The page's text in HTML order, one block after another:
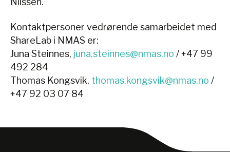
Kontaktpersoner vedrørende samarbeidet med
ShareLab i NMAS er:
Juna Steinnes, juna.steinnes@nmas.no / +47 99
492 284
Thomas Kongsvik, thomas.kongsvik@nmas.no /
+47 92 03 07 84